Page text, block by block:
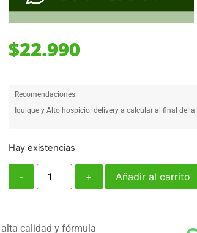
$22.990
Recomendaciones:
Iquique y Alto hospicio: delivery a calcular al final de
Hay existencias
- + Añadir al carrito
calidad y fórmula